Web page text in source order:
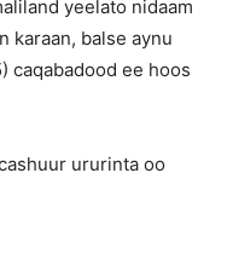
yeelato nidaam
karaan, balse aynu
caqabadood ee hoos
ururinta oo